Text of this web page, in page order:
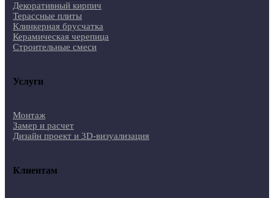
Декоративный кирпич
Терассные плиты
Клинкерная брусчатка
Керамическая черепица
Строительные смеси
Услуги
Монтаж
Замер и расчет
Дизайн проект и 3D-визуализация
Клиентам